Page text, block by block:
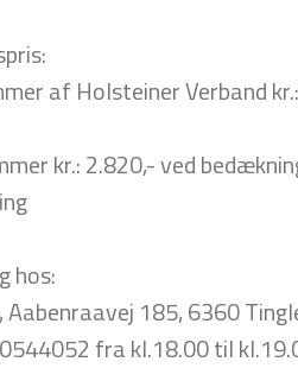
af Holsteiner Verband
kr.: 2.820,- ved
hos:
Aabenraavej 185, 6360
fra kl.18.00 til